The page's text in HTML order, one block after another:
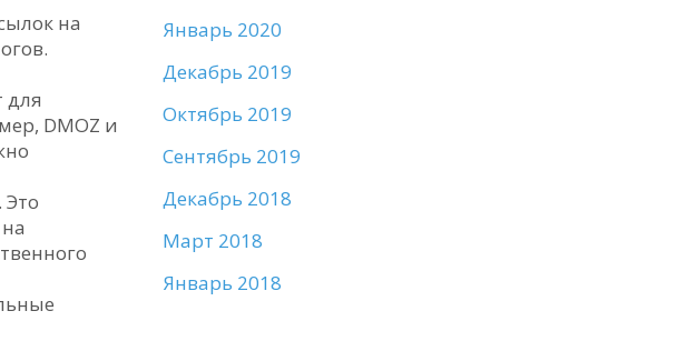
на
для
DMOZ и
Январь 2020
Декабрь 2019
Октябрь 2019
Сентябрь 2019
Декабрь 2018
Март 2018
Январь 2018